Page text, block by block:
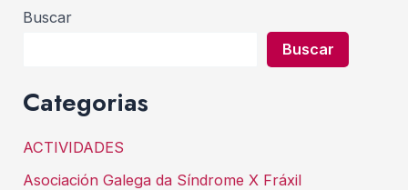
entradas
Buscar
Buscar
Categorias
ACTIVIDADES
Asociación Galega da Síndrome X Fráxil